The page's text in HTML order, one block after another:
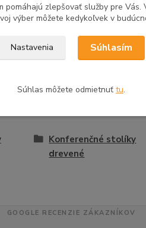
Konferenčné stolíky
drevené
GOOGLE RECENZIE ZÁKAZNÍKOV
pomáhajú zlepšovať služby pre Vás.
výber môžete kedykoľvek v
Nastavenia Súhlasím
Súhlas môžete odmietnuť tu.